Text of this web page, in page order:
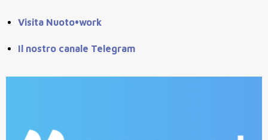
Visita Nuoto•work
Il nostro canale Telegram